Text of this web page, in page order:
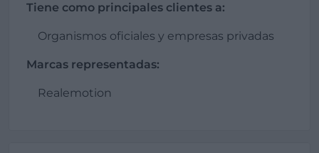
Tiene como principales clientes a:
Organismos oficiales y empresas privadas
Marcas representadas:
Realemotion